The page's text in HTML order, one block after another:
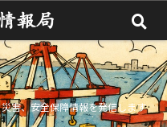
害、安全保障情報を発信します